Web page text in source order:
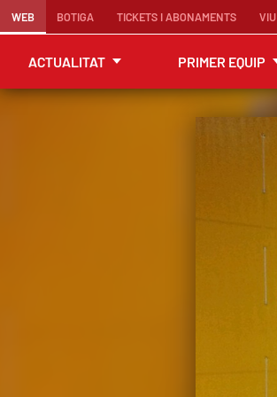
WEB BOTIGA TICKETS I ABONAMENTS VIU
ACTUALITAT PRIMER EQUIP